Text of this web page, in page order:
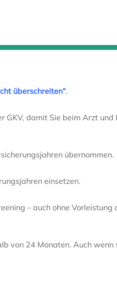
überschreiten“.
GKV, damit Sie beim Arzt
übernommen.
einsetzen.
– auch ohne Vorleistung
von 24 Monaten. Auch wenn